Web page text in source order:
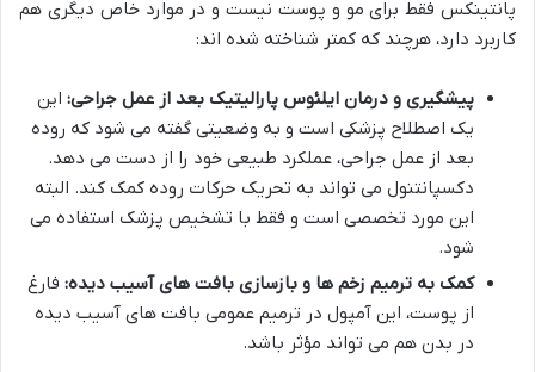
پانتینکس فقط برای مو و پوست نیست و در موارد خاص دیگری هم
کاربرد دارد، هرچند که کمتر شناخته شده اند:
پیشگیری و درمان ایلئوس پارالیتیک بعد از عمل جراحی: این
یک اصطلاح پزشکی است و به وضعیتی گفته می شود که روده
بعد از عمل جراحی، عملکرد طبیعی خود را از دست می دهد.
دکسپانتنول می تواند به تحریک حرکات روده کمک کند. البته
این مورد تخصصی است و فقط با تشخیص پزشک استفاده می
شود.
کمک به ترمیم زخم ها و بازسازی بافت های آسیب دیده: فارغ
از پوست، این آمپول در ترمیم عمومی بافت های آسیب دیده
در بدن هم می تواند مؤثر باشد.